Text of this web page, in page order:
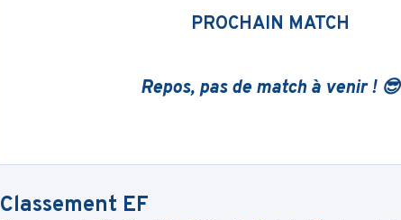
PROCHAIN MATCH
Repos, pas de match à venir ! 😎
Classement EF